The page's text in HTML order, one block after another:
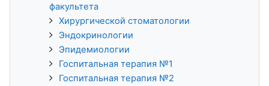
факультета
Хирургической стоматологии
Эндокринологии
Эпидемиологии
Госпитальная терапия №1
Госпитальная терапия №2